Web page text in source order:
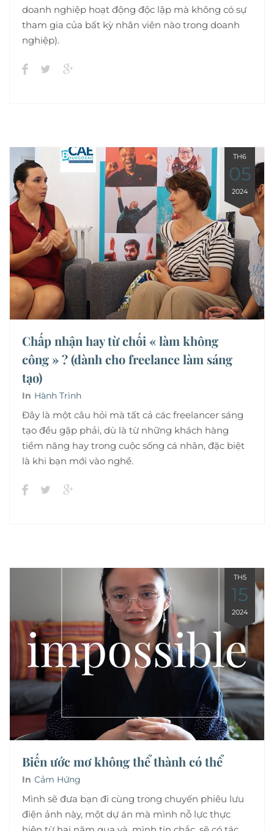
doanh nghiệp hoạt động độc lập mà không có sự
tham gia của bất kỳ nhân viên nào trong doanh
nghiệp).
TH6
05
2024
Chấp nhận hay từ chối « làm không
công » ? (dành cho freelance làm sáng
tạo)
In Hành Trình
Đây là một câu hỏi mà tất cả các freelancer sáng
tạo đều gặp phải, dù là từ những khách hàng
tiềm năng hay trong cuộc sống cá nhân, đặc biệt
là khi bạn mới vào nghề.
TH5
15
2024
Biến ước mơ không thể thành có thể
In Cảm Hứng
Mình sẽ đưa bạn đi cùng trong chuyến phiêu lưu
điện ảnh này, một dự án mà mình nỗ lực thực